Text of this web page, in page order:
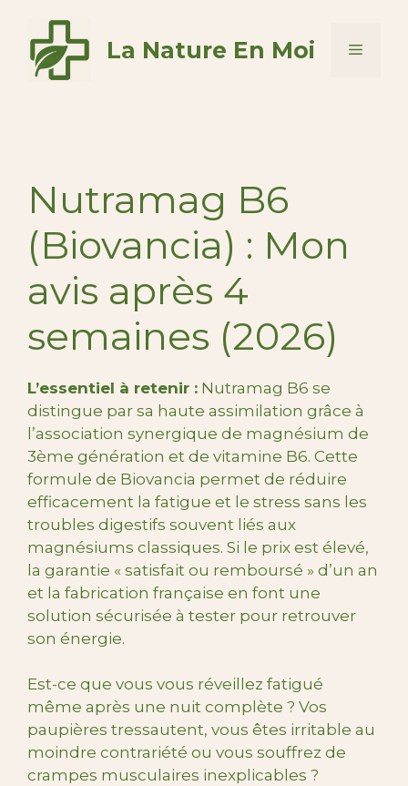
contenu
La Nature En Moi Menu
Nutramag B6
(Biovancia) : Mon
avis après 4
semaines (2026)
L’essentiel à retenir : Nutramag B6 se
distingue par sa haute assimilation grâce à
l’association synergique de magnésium de
3ème génération et de vitamine B6. Cette
formule de Biovancia permet de réduire
efficacement la fatigue et le stress sans les
troubles digestifs souvent liés aux
magnésiums classiques. Si le prix est élevé,
la garantie « satisfait ou remboursé » d’un an
et la fabrication française en font une
solution sécurisée à tester pour retrouver
son énergie.
Est-ce que vous vous réveillez fatigué
même après une nuit complète ? Vos
paupières tressautent, vous êtes irritable au
moindre contrariété ou vous souffrez de
crampes musculaires inexplicables ?